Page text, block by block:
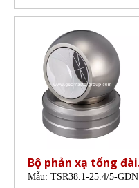
Bộ phản xạ tổng đài
(25,4mm,5',Tổ)
Mẫu: TSR38.1-25.4/5-GDN